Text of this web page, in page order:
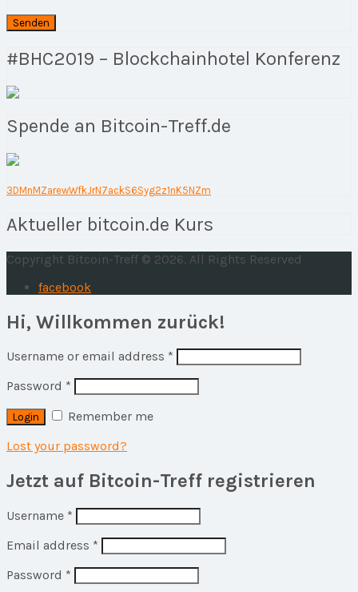
#BHC2019 – Blockchainhotel Konferenz
Spende an Bitcoin-Treff.de
3DMnMZarewWfkJrN7ackS6Syg2z1nK5NZm
Aktueller bitcoin.de Kurs
Copyright Bitcoin-Treff © 2026. All Rights Reserved
facebook
Hi, Willkommen zurück!
Username or email address *
Password *
Remember me
Lost your password?
Jetzt auf Bitcoin-Treff registrieren
Username *
Email address *
Password *